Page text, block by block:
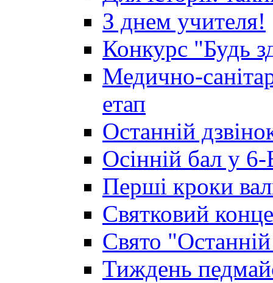
З днем учителя!
Конкурс "Будь
Медично-
етап
Останній
Осінній бал у 6-
Перші кроки
Святковий
Свято
Тиждень